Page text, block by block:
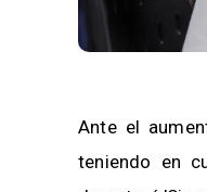
Ante el
teniendo en